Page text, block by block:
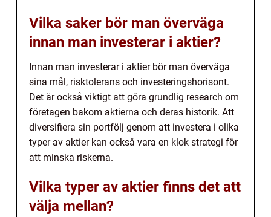
Vilka saker bör man överväga
innan man investerar i aktier?
Innan man investerar i aktier bör man överväga
sina mål, risktolerans och investeringshorisont.
Det är också viktigt att göra grundlig research om
företagen bakom aktierna och deras historik. Att
diversifiera sin portfölj genom att investera i olika
typer av aktier kan också vara en klok strategi för
att minska riskerna.
Vilka typer av aktier finns det att
välja mellan?